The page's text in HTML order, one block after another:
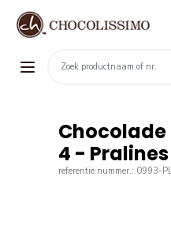
Chocolade
4 - Pralines
referentie nummer.: 0993-